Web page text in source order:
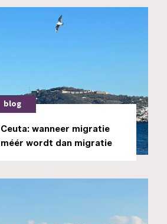
blog
Ceuta: wanneer migratie
méér wordt dan migratie